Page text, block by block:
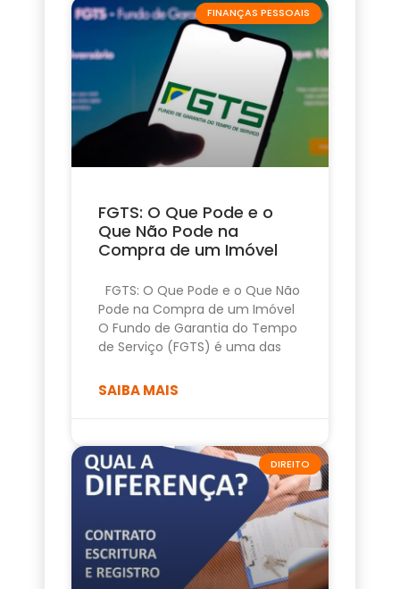
FINANÇAS PESSOAIS
FGTS: O Que Pode e o
Que Não Pode na
Compra de um Imóvel
FGTS: O Que Pode e o Que Não
Pode na Compra de um Imóvel
O Fundo de Garantia do Tempo
de Serviço (FGTS) é uma das
SAIBA MAIS
DIREITO